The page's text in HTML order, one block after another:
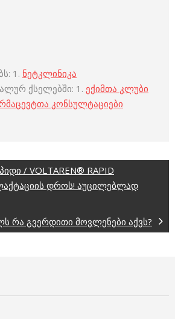
1. ნეტკლინიკა
ქსელებში: 1. ექიმთა კლუბი
კონსულტაციები
/ VOLTAREN® RAPID
დროს! აუცილებლად
რა გვერდითი მოვლენები აქვს?